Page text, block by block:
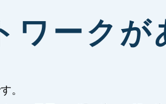
ワークが
。